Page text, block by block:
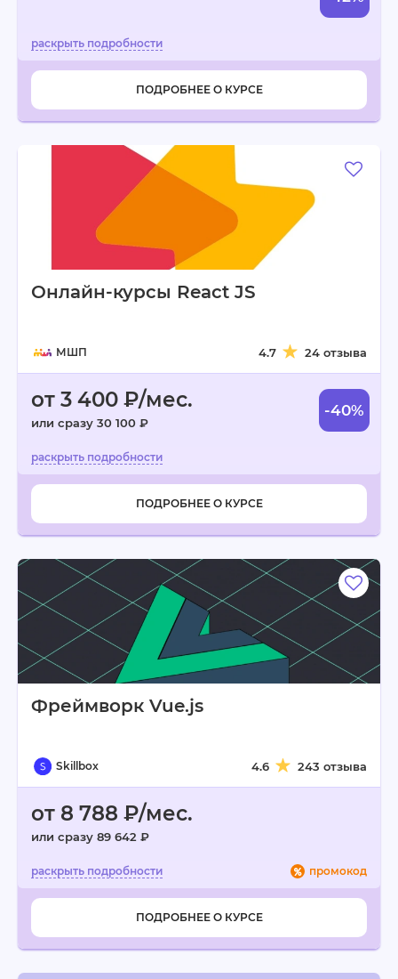
ПОДРОБНЕЕ О КУРСЕ
Онлайн-курсы React JS
МШП 4.7 24 отзыва
от 3 400 ₽/мес.
или сразу 30 100 ₽
-40%
ПОДРОБНЕЕ О КУРСЕ
Фреймворк Vue.js
Skillbox 4.6 243 отзыва
от 8 788 ₽/мес.
или сразу 89 642 ₽
промокод
ПОДРОБНЕЕ О КУРСЕ